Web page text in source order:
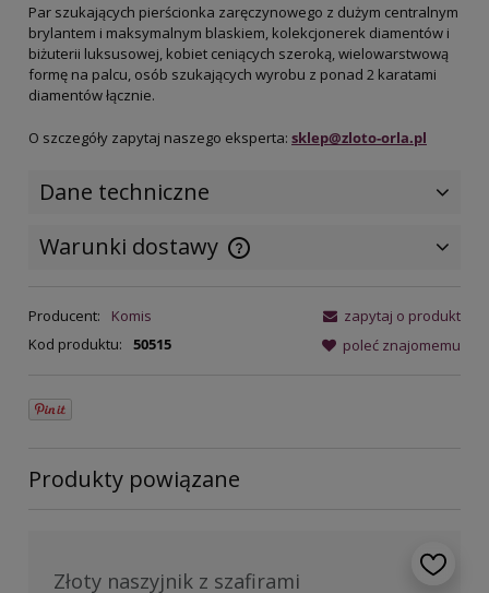
Par szukających pierścionka zaręczynowego z dużym centralnym
brylantem i maksymalnym blaskiem, kolekcjonerek diamentów i
biżuterii luksusowej, kobiet ceniących szeroką, wielowarstwową
formę na palcu, osób szukających wyrobu z ponad 2 karatami
diamentów łącznie.
O szczegóły zapytaj naszego eksperta: sklep@zloto-orla.pl
Dane techniczne
Warunki dostawy
Producent:
Komis
Kod produktu:
50515
zapytaj o produkt
poleć znajomemu
Produkty powiązane
Złoty naszyjnik z szafirami